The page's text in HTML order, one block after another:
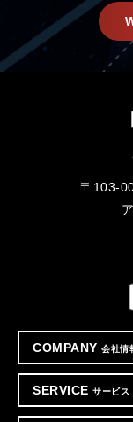
〒103-
COMPANY 会社情
SERVICE サービス